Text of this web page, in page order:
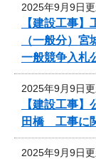
2025年9月9日
【建設工事
（一般分）
一般競争入札
2025年9月9日
【建設工事
田橋 工事に
2025年9月9日